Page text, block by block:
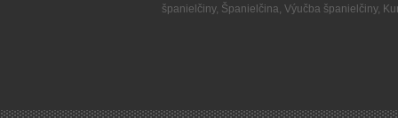
španielčiny, Španielčina, Výučba španielčiny,